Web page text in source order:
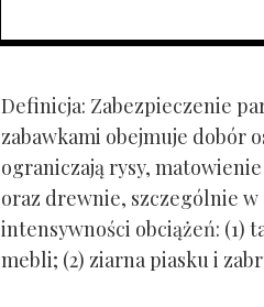
Definicja: Zabezpieczenie
zabawkami obejmuje dobór
ograniczają rysy,
oraz drewnie, szczególnie
intensywności obciążeń: (1)
mebli; (2) ziarna piasku i